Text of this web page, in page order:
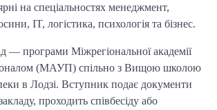
на спеціальностях менеджмент,
IT, логістика, психологія та бізнес.
— програми Міжрегіональної академії
(МАУП) спільно з Вищою школою
в Лодзі. Вступник подає документи
проходить співбесіду або